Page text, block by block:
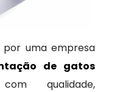
uma empresa
de gatos
qualidade,